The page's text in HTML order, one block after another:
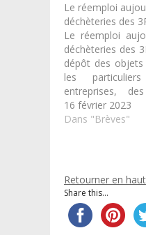
Le réemploi
déchèteries des
Le réemploi
déchèteries des
dépôt des
les
entreprises,
chargent de les
donner une
16 février 2023
Dans "Brèves"
Retourner en
Share this...